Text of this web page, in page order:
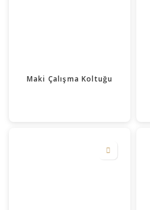
Maki Çalışma Koltuğu